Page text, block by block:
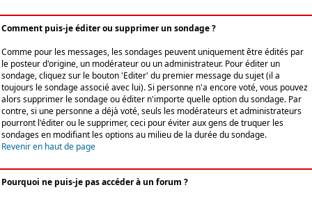
Comment puis-je éditer ou supprimer un sondage ?
Comme pour les messages, les sondages peuvent uniquement être édités par
le posteur d'origine, un modérateur ou un administrateur. Pour éditer un
sondage, cliquez sur le bouton 'Editer' du premier message du sujet (il a
toujours le sondage associé avec lui). Si personne n'a encore voté, vous pouvez
alors supprimer le sondage ou éditer n'importe quelle option du sondage. Par
contre, si une personne a déjà voté, seuls les modérateurs et administrateurs
pourront l'éditer ou le supprimer, ceci pour éviter aux gens de truquer les
sondages en modifiant les options au milieu de la durée du sondage.
Revenir en haut de page
Pourquoi ne puis-je pas accéder à un forum ?